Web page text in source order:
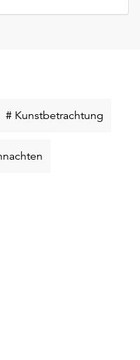
# Kunstbetrachtung